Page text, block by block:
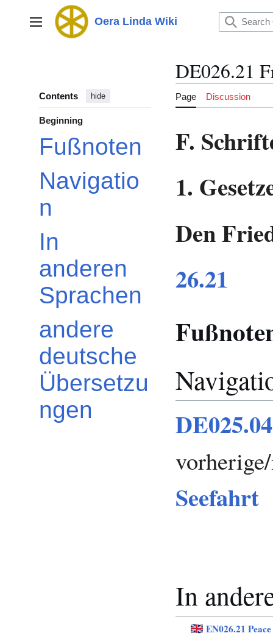
Main menu Oera Linda Wiki
Contents hide
Beginning
Fußnoten
Navigatio
n
In
anderen
Sprachen
andere
deutsche
Übersetzu
ngen
DE026.21
Page Discussion
F.
1.
Den
26.21
Seefahrt
In
EN026.21 Peace